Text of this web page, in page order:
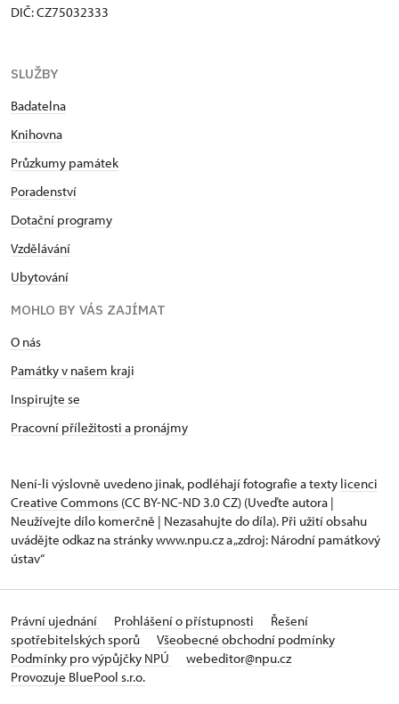
DIČ: CZ75032333
SLUŽBY
Badatelna
Knihovna
Průzkumy památek
Poradenství
Dotační programy
Vzdělávání
Ubytování
MOHLO BY VÁS ZAJÍMAT
O nás
Památky v našem kraji
Inspirujte se
Pracovní příležitosti a pronájmy
Není-li výslovně uvedeno jinak, podléhají fotografie a texty licenci
Creative Commons (CC BY-NC-ND 3.0 CZ) (Uveďte autora |
Neužívejte dílo komerčně | Nezasahujte do díla). Při užití obsahu
uvádějte odkaz na stránky www.npu.cz a „zdroj: Národní památkový
ústav“
Právní ujednání Prohlášení o přístupnosti
Řešení
spotřebitelských sporů
Všeobecné obchodní podmínky
Podmínky pro výpůjčky NPÚ
webeditor@npu.cz
Provozuje BluePool s.r.o.